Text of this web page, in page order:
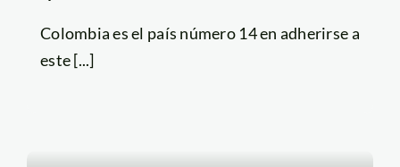
Colombia es el país número 14 en adherirse a
este [...]